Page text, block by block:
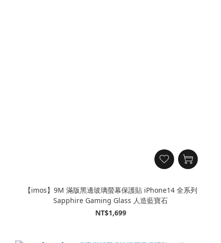
【imos】9M 滿版黑邊玻璃螢幕保護貼 iPhone14 全系列
Sapphire Gaming Glass 人造藍寶石
NT$1,699